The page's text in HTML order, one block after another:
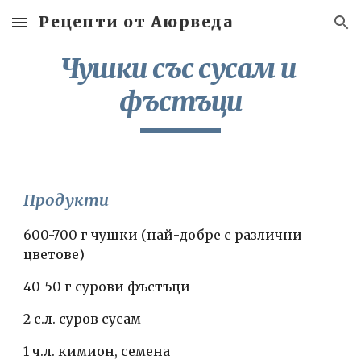
Skip to main content Skip to navigation
Рецепти от Аюрведа
Чушки със сусам и
фъстъци
Продукти
600-700 г чушки (най-добре с различни
цветове)
40-50 г сурови фъстъци
2 с.л. суров сусам
1 ч.л. кимион, семена